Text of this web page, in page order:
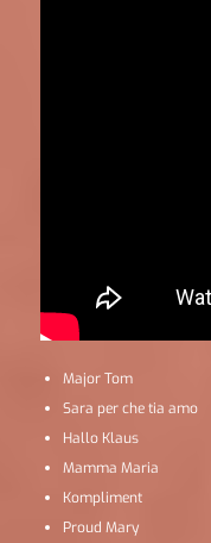
Major Tom
Sara per che tia amo
Hallo Klaus
Mamma Maria
Kompliment
Proud Mary